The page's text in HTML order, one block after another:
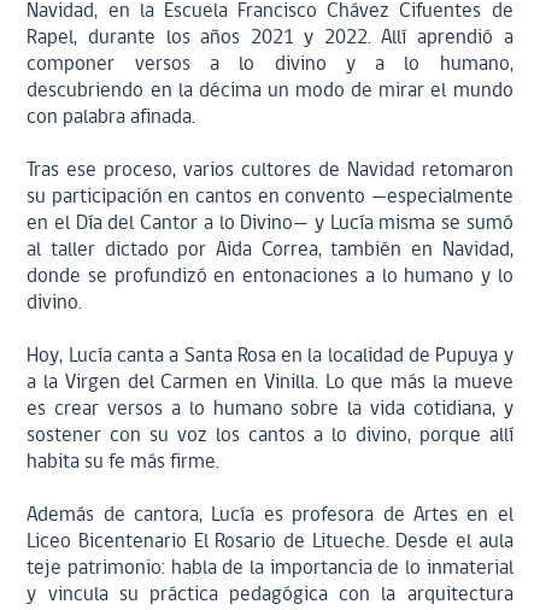
Navidad, en la Escuela Francisco Chávez Cifuentes de
Rapel, durante los años 2021 y 2022. Allí aprendió a
componer versos a lo divino y a lo humano,
descubriendo en la décima un modo de mirar el mundo
con palabra afinada.
Tras ese proceso, varios cultores de Navidad retomaron
su participación en cantos en convento —especialmente
en el Día del Cantor a lo Divino— y Lucía misma se sumó
al taller dictado por Aida Correa, también en Navidad,
donde se profundizó en entonaciones a lo humano y lo
divino.
Hoy, Lucía canta a Santa Rosa en la localidad de Pupuya y
a la Virgen del Carmen en Vinilla. Lo que más la mueve
es crear versos a lo humano sobre la vida cotidiana, y
sostener con su voz los cantos a lo divino, porque allí
habita su fe más firme.
Además de cantora, Lucía es profesora de Artes en el
Liceo Bicentenario El Rosario de Litueche. Desde el aula
teje patrimonio: habla de la importancia de lo inmaterial
y vincula su práctica pedagógica con la arquitectura